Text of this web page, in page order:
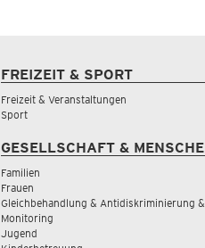
FREIZEIT & SPORT
Freizeit & Veranstaltungen
Sport
GESELLSCHAFT &
Familien
Frauen
Gleichbehandlung & Antidiskriminierung &
Monitoring
Jugend